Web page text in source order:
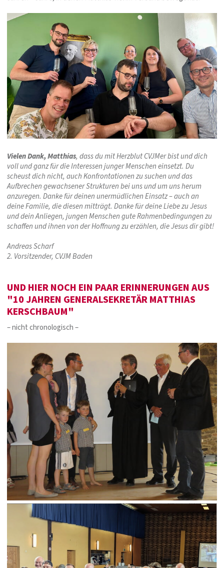
Vielen Dank, Matthias, dass du mit Herzblut CVJMer bist und dich
voll und ganz für die Interessen junger Menschen einsetzt. Du
scheust dich nicht, auch Konfrontationen zu suchen und das
Aufbrechen gewachsener Strukturen bei uns und um uns herum
anzuregen. Danke für deinen unermüdlichen Einsatz – auch an
deine Familie, die diesen mitträgt. Danke für deine Liebe zu Jesus
und dein Anliegen, jungen Menschen gute Rahmenbedingungen zu
schaffen und ihnen von der Hoffnung zu erzählen, die Jesus dir gibt!
Andreas Scharf
2. Vorsitzender, CVJM Baden
UND HIER NOCH EIN PAAR ERINNERUNGEN AUS
"10 JAHREN GENERALSEKRETÄR MATTHIAS
KERSCHBAUM"
– nicht chronologisch –